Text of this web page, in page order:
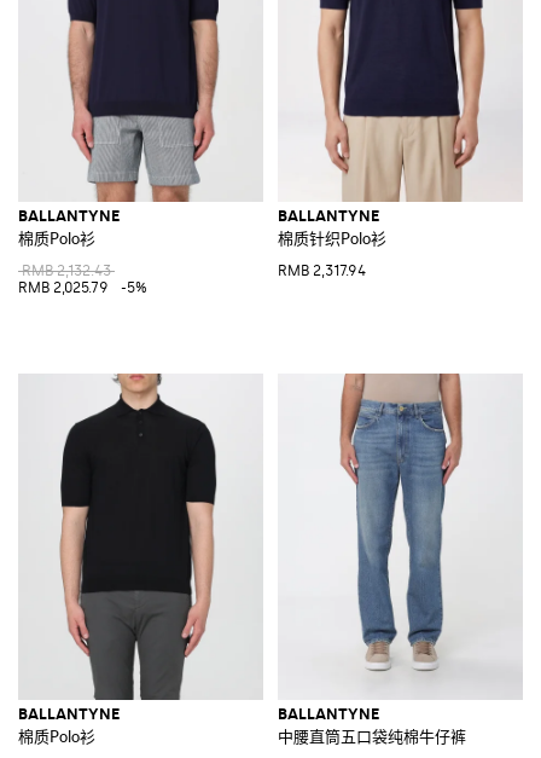
BALLANTYNE
棉质Polo衫
RMB 2,132.43
RMB 2,025.79
-5%
BALLANTYNE
棉质针织Polo衫
RMB 2,317.94
BALLANTYNE
棉质Polo衫
BALLANTYNE
中腰直筒五口袋纯棉牛仔裤